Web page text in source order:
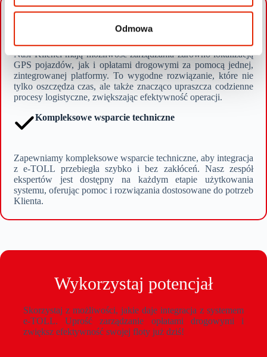
Odmowa
Kompleksowa obsługa w jednym miejscu
Nasi Klienci mają możliwość zarządzania zarówno lokalizacją
GPS pojazdów, jak i opłatami drogowymi za pomocą jednej,
zintegrowanej platformy. To wygodne rozwiązanie, które nie
tylko oszczędza czas, ale także znacząco upraszcza codzienne
procesy logistyczne, zwiększając efektywność operacji.
Kompleksowe wsparcie techniczne
Zapewniamy kompleksowe wsparcie techniczne, aby integracja
z e-TOLL przebiegła szybko i bez zakłóceń. Nasz zespół
ekspertów jest dostępny na każdym etapie użytkowania
systemu, oferując pomoc i rozwiązania dostosowane do potrzeb
Klienta.
Wykorzystaj potencjał
Skorzystaj z możliwości, jakie daje integracja z systemem
e-TOLL. Uprość zarządzanie opłatami drogowymi i
zwiększ efektywność swojej floty już dziś!